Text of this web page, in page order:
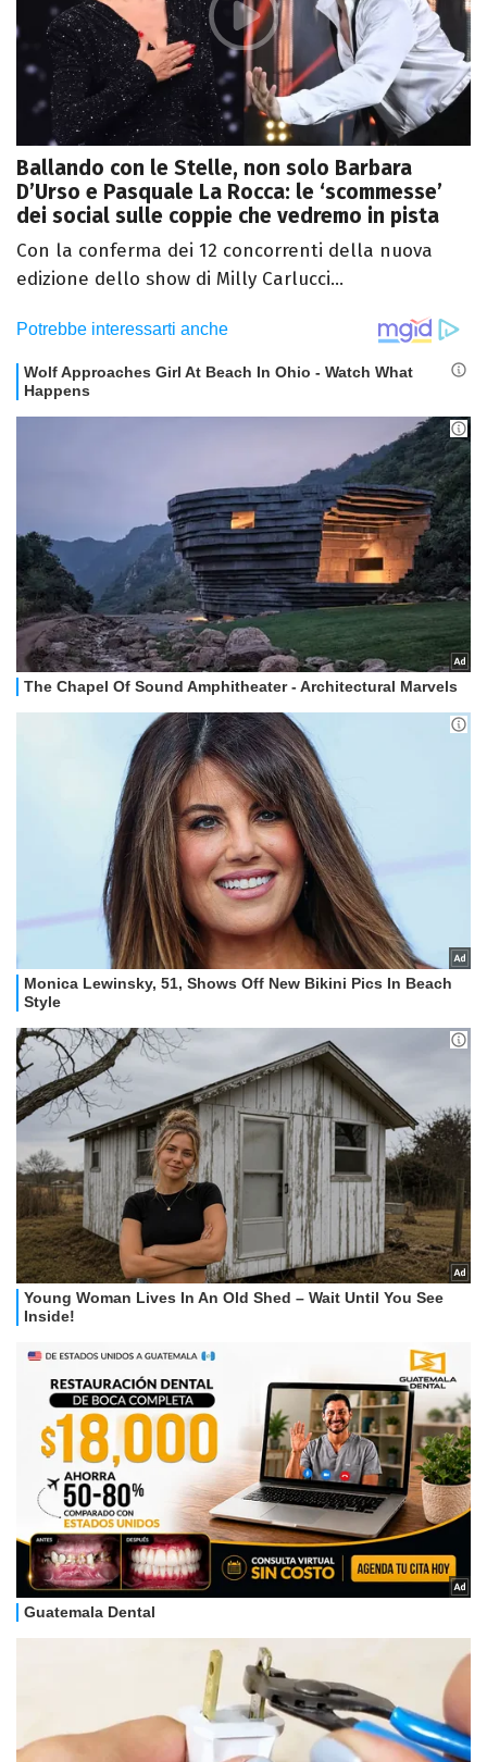
Ballando con le Stelle, non solo Barbara
D’Urso e Pasquale La Rocca: le ‘scommesse’
dei social sulle coppie che vedremo in pista
Con la conferma dei 12 concorrenti della nuova
edizione dello show di Milly Carlucci...